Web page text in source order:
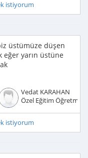
istiyorum
üstümüze düşen
eğer yarın üstüne
Vedat KARAHAN
Özel Eğitim Öğretmeni
istiyorum